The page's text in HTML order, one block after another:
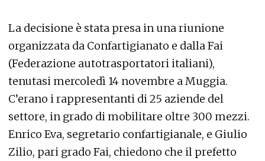
La decisione è stata presa in una riunione
organizzata da Confartigianato e dalla Fai
(Federazione autotrasportatori italiani),
tenutasi mercoledì 14 novembre a Muggia.
C’erano i rappresentanti di 25 aziende del
settore, in grado di mobilitare oltre 300 mezzi.
Enrico Eva, segretario confartigianale, e Giulio
Zilio, pari grado Fai, chiedono che il prefetto